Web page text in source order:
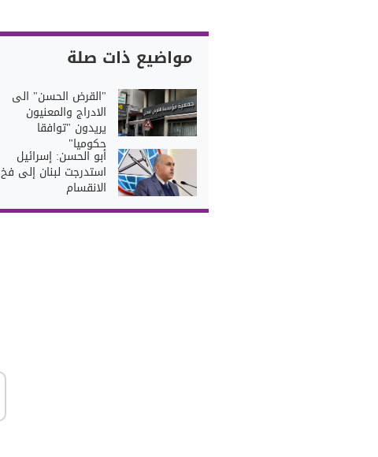
مواضيع ذات صلة
"القرض الحسن" الى
الادراج والمعنيون
يريدون "توافقا
حكوميا"
أبو الحسن: إسرائيل
استدرجت لبنان إلى فخ
الانقسام